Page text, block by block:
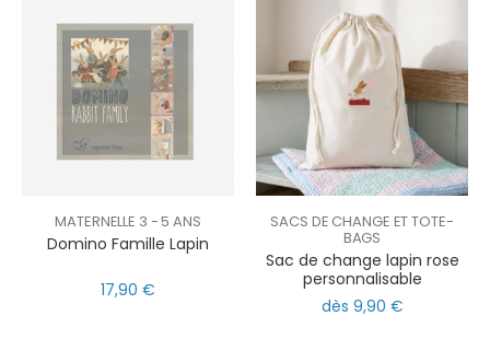
MATERNELLE 3 - 5 ANS
Domino Famille Lapin
17,90 €
SACS DE CHANGE ET TOTE-
BAGS
Sac de change lapin rose
personnalisable
dès 9,90 €